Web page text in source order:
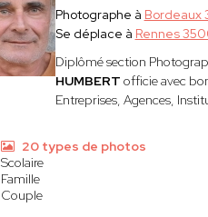
Photographe à Bordeaux
Se déplace à Rennes
Diplômé section
HUMBERT officie avec
Entreprises, Agences,
20 types de photos
Scolaire
Famille
Couple